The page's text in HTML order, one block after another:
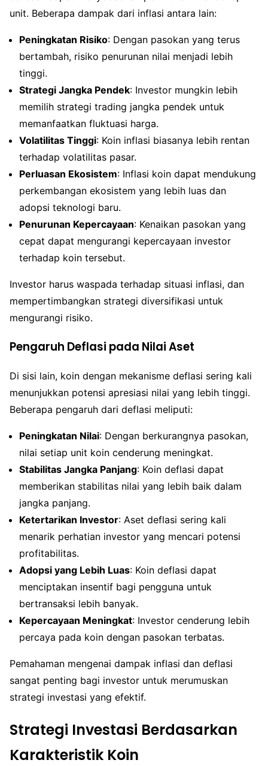
unit. Beberapa dampak dari inflasi antara lain:
Peningkatan Risiko: Dengan pasokan yang terus
bertambah, risiko penurunan nilai menjadi lebih
tinggi.
Strategi Jangka Pendek: Investor mungkin lebih
memilih strategi trading jangka pendek untuk
memanfaatkan fluktuasi harga.
Volatilitas Tinggi: Koin inflasi biasanya lebih rentan
terhadap volatilitas pasar.
Perluasan Ekosistem: Inflasi koin dapat mendukung
perkembangan ekosistem yang lebih luas dan
adopsi teknologi baru.
Penurunan Kepercayaan: Kenaikan pasokan yang
cepat dapat mengurangi kepercayaan investor
terhadap koin tersebut.
Investor harus waspada terhadap situasi inflasi, dan
mempertimbangkan strategi diversifikasi untuk
mengurangi risiko.
Pengaruh Deflasi pada Nilai Aset
Di sisi lain, koin dengan mekanisme deflasi sering kali
menunjukkan potensi apresiasi nilai yang lebih tinggi.
Beberapa pengaruh dari deflasi meliputi:
Peningkatan Nilai: Dengan berkurangnya pasokan,
nilai setiap unit koin cenderung meningkat.
Stabilitas Jangka Panjang: Koin deflasi dapat
memberikan stabilitas nilai yang lebih baik dalam
jangka panjang.
Ketertarikan Investor: Aset deflasi sering kali
menarik perhatian investor yang mencari potensi
profitabilitas.
Adopsi yang Lebih Luas: Koin deflasi dapat
menciptakan insentif bagi pengguna untuk
bertransaksi lebih banyak.
Kepercayaan Meningkat: Investor cenderung lebih
percaya pada koin dengan pasokan terbatas.
Pemahaman mengenai dampak inflasi dan deflasi
sangat penting bagi investor untuk merumuskan
strategi investasi yang efektif.
Strategi Investasi Berdasarkan
Karakteristik Koin